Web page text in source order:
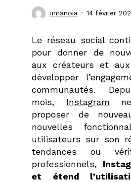
umanoia 14 février
Le réseau social
pour donner de
aux créateurs et
développer
communautés.
mois, Instagram
proposer de
nouvelles
utilisateurs sur son
tendances ou
professionnels,
et étend